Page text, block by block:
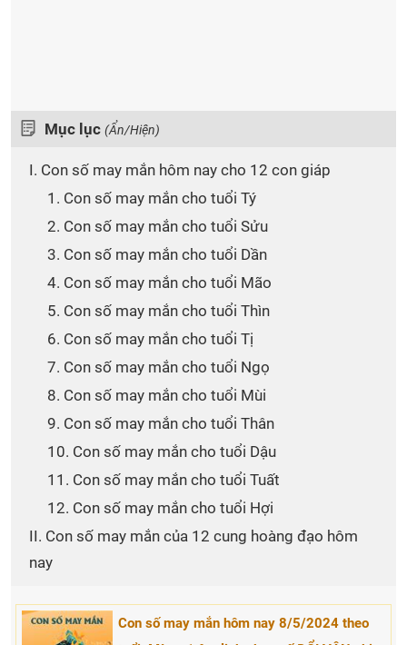
Mục lục (Ẩn/Hiện)
I. Con số may mắn hôm nay cho 12 con giáp
1. Con số may mắn cho tuổi Tý
2. Con số may mắn cho tuổi Sửu
3. Con số may mắn cho tuổi Dần
4. Con số may mắn cho tuổi Mão
5. Con số may mắn cho tuổi Thìn
6. Con số may mắn cho tuổi Tị
7. Con số may mắn cho tuổi Ngọ
8. Con số may mắn cho tuổi Mùi
9. Con số may mắn cho tuổi Thân
10. Con số may mắn cho tuổi Dậu
11. Con số may mắn cho tuổi Tuất
12. Con số may mắn cho tuổi Hợi
II. Con số may mắn của 12 cung hoàng đạo hôm
nay
Con số may mắn hôm nay 8/5/2024 theo